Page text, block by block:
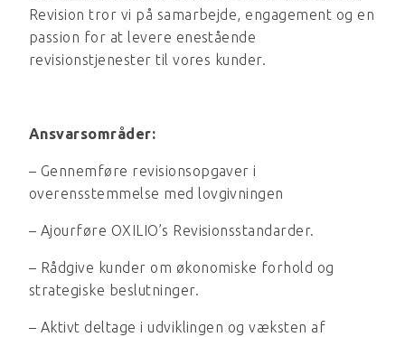
Revision tror vi på samarbejde, engagement og en
passion for at levere enestående
revisionstjenester til vores kunder.
Ansvarsområder:
– Gennemføre revisionsopgaver i
overensstemmelse med lovgivningen
– Ajourføre OXILIO’s Revisionsstandarder.
– Rådgive kunder om økonomiske forhold og
strategiske beslutninger.
– Aktivt deltage i udviklingen og væksten af